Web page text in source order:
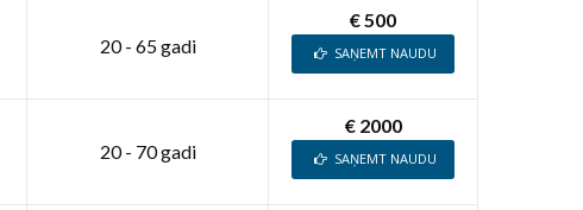
20 - 65 gadi
€ 500
SAŅEMT NAUDU
20 - 70 gadi
€ 2000
SAŅEMT NAUDU